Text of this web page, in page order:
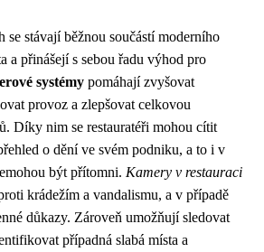
se stávají běžnou součástí moderního
a přinášejí s sebou řadu výhod pro
systémy pomáhají zvyšovat
provoz a zlepšovat celkovou
Díky nim se restauratéři mohou cítit
o dění ve svém podniku, a to i v
být přítomni. Kamery v restauraci
krádežím a vandalismu, a v případě
důkazy. Zároveň umožňují sledovat
případná slabá místa a